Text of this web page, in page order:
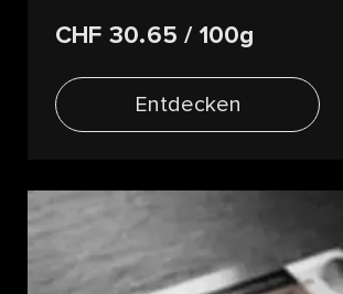
CHF 30.65/ 100g
Entdecken